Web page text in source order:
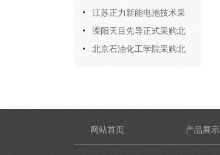
TOC分析仪正式落地投用
升级 采购北京北广精仪高低
压全套漏电起痕测试系统
江苏正力新能电池技术采
购北广精仪两台专业检测仪
器落地投用
溧阳天目先导正式采购北
广精仪BEST-300C四探针电
北京石油化工学院采购北
网站首页 产品展示